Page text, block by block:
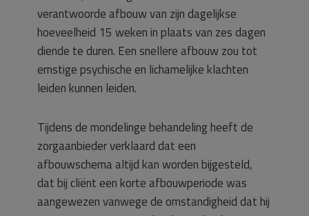
verantwoorde afbouw van zijn dagelijkse
hoeveelheid 15 weken in plaats van zes dagen
diende te duren. Een snellere afbouw zou tot
ernstige psychische en lichamelijke klachten
leiden kunnen leiden.
Tijdens de mondelinge behandeling heeft de
zorgaanbieder verklaard dat een
afbouwschema altijd kan worden bijgesteld,
dat bij cliënt een korte afbouwperiode was
aangewezen vanwege de omstandigheid dat hij